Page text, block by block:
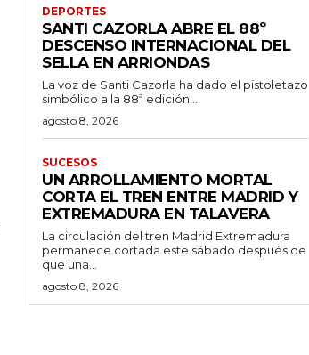
DEPORTES
SANTI CAZORLA ABRE EL 88º
DESCENSO INTERNACIONAL DEL
SELLA EN ARRIONDAS
La voz de Santi Cazorla ha dado el pistoletazo
simbólico a la 88ª edición...
agosto 8, 2026
SUCESOS
UN ARROLLAMIENTO MORTAL
CORTA EL TREN ENTRE MADRID Y
EXTREMADURA EN TALAVERA
La circulación del tren Madrid Extremadura
permanece cortada este sábado después de
que una...
agosto 8, 2026